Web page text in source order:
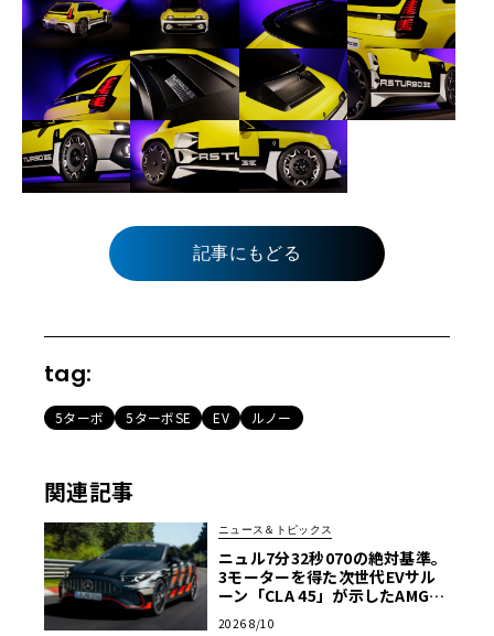
記事にもどる
tag:
5ターボ 5ターボSE EV ルノー
関連記事
ニュース＆トピックス
ニュル7分32秒070の絶対基準。
3モーターを得た次世代EVサル
ーン「CLA 45」が示したAMGの
2026 8/10